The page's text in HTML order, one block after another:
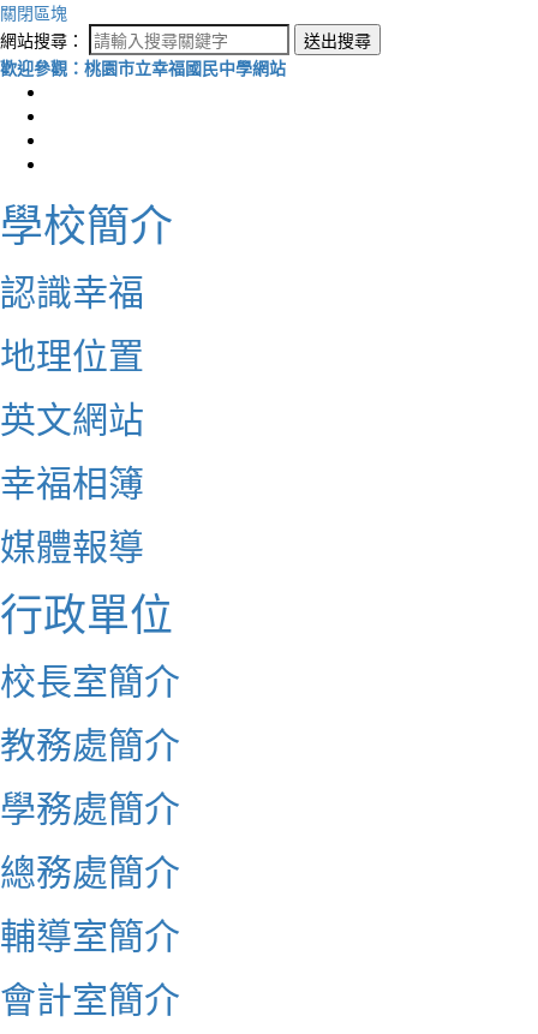
關閉區塊
網站搜尋：
送出搜尋
歡迎參觀：桃園市立幸福國民中學網站
學校簡介
認識幸福
地理位置
英文網站
幸福相簿
媒體報導
行政單位
校長室簡介
教務處簡介
學務處簡介
總務處簡介
輔導室簡介
會計室簡介